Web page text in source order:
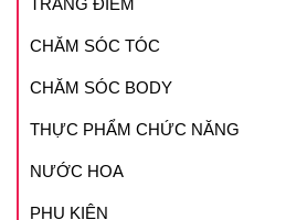
CHĂM SÓC TÓC
CHĂM SÓC BODY
THỰC PHẨM CHỨC NĂNG
NƯỚC HOA
PHỤ KIỆN